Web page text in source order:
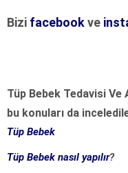
Bizi facebookve
Tüp Bebek Tedavisi
bu konuları da
Tüp Bebek
Tüp Bebek nasıl yapılır?